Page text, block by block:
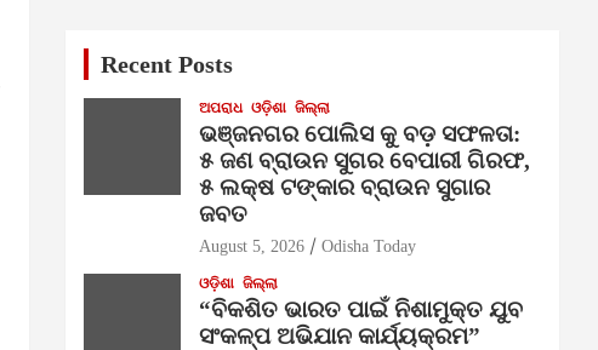
Recent Posts
ଅପରାଧ ଓଡ଼ିଶା ଜିଲ୍ଲା
ଭଞ୍ଜନଗର ପୋଲିସ କୁ ବଡ଼ ସଫଳତା:
୫ ଜଣ ବ୍ରାଉନ ସୁଗର ବେପାରୀ ଗିରଫ,
୫ ଲକ୍ଷ ଟଙ୍କାର ବ୍ରାଉନ ସୁଗାର
ଜବତ
August 5, 2026 Odisha Today
ଓଡ଼ିଶା ଜିଲ୍ଲା
“ବିକଶିତ ଭାରତ ପାଇଁ ନିଶାମୁକ୍ତ ଯୁବ
ସଂକଳ୍ପ ଅଭିଯାନ କାର୍ଯ୍ୟକ୍ରମ”